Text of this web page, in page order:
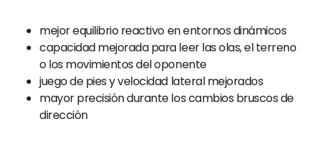
mejor equilibrio reactivo en entornos dinámicos
capacidad mejorada para leer las olas, el terreno
o los movimientos del oponente
juego de pies y velocidad lateral mejorados
mayor precisión durante los cambios bruscos de
dirección